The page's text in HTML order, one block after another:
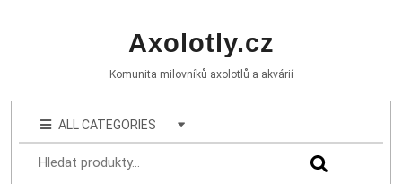
Axolotly.cz
Komunita milovníků axolotlů a akvárií
ALL CATEGORIES